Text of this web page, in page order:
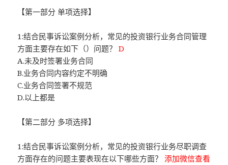
【第一部分 单项选择】
1:结合民事诉讼案例分析，常见的投资银行业务合同管理
方面主要存在如下（）问题？D
A.未及时签署业务合同
B.业务合同内容约定不明确
C.业务合同签署不规范
D.以上都是
【第二部分 多项选择】
1:结合民事诉讼案例分析，常见的投资银行业务尽职调查
方面存在的问题主要表现在以下哪些方面？添加微信查看